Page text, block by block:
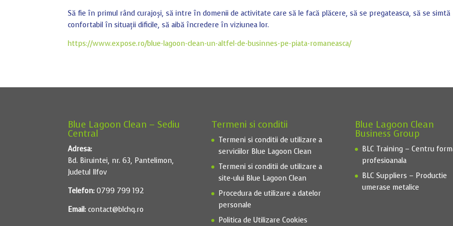
Să fie în primul rând curajoși, să intre în domenii de activitate care să le facă plăcere, să se pregateasca, să se simtă
confortabil în situații dificile, să aibă încredere în viziunea lor.
https://www.expose.ro/blue-lagoon-clean-un-altfel-de-businnes-pe-piata-romaneasca/
Blue Lagoon Clean – Sediu
Central
Adresa:
Bd. Biruintei, nr. 63, Pantelimon,
Judetul Ilfov
Telefon: 0799 799 192
Email: contact@blchq.ro
Termeni si conditii
Termeni si conditii de utilizare a
serviciilor Blue Lagoon Clean
Termeni si conditii de utilizare a
site-ului Blue Lagoon Clean
Procedura de utilizare a datelor
personale
Politica de Utilizare Cookies
Blue Lagoon Clean
Business Group
BLC Training – Centru
profesioanala
BLC Suppliers – Productie
umerase metalice